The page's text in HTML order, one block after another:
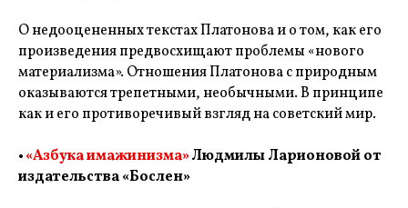
О недооцененных текстах Платонова и о том, как его
произведения предвосхищают проблемы «нового
материализма». Отношения Платонова с природным
оказываются трепетными, необычными. В принципе
как и его противоречивый взгляд на советский мир.
•«Азбука имажинизма»Людмилы Ларионовой от
издательства «Бослен»